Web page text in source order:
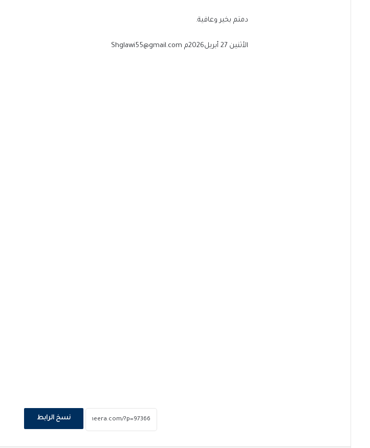
دمتم بخير وعافية.
الأثنين 27 أبريل2026م Shglawi55@gmail.com
نسخ الرابط